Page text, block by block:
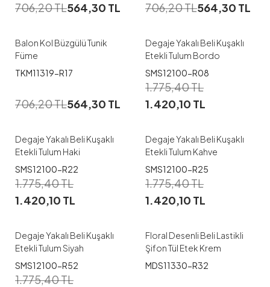
706,20TL564,30 TL 706,20TL564,30 TL
38 40 42 44
Balon Kol Büzgülü Tunik
Füme
TKM11319-R17
706,20TL564,30 TL
1
Degaje Yakalı Beli Kuşaklı
Etekli Tulum Bordo
SMS12100-R08
1.775,40TL
1.420,10 TL
1 2 3
Degaje Yakalı Beli Kuşaklı
Etekli Tulum Haki
SMS12100-R22
1.775,40TL
1.420,10 TL
1 2
Degaje Yakalı Beli Kuşaklı
Etekli Tulum Kahve
SMS12100-R25
1.775,40TL
1.420,10 TL
1 2
Degaje Yakalı Beli Kuşaklı
Etekli Tulum Siyah
SMS12100-R52
1.775,40TL
Floral Desenli Beli Lastikli
Şifon Tül Etek Krem
MDS11330-R32